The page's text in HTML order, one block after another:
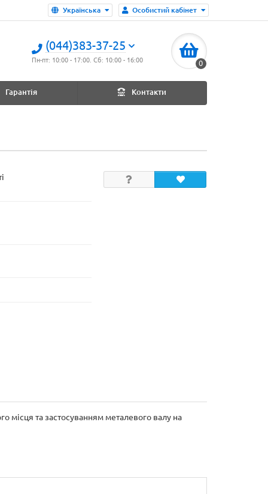
Особистий кабінет
Українська
(044)383-37-25
Пн-пт: 10:00 - 17:00. Сб: 10:00 - 16:00 0
Гарантія Контакти
місця та застосуванням металевого валу на